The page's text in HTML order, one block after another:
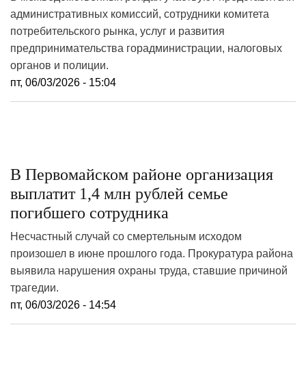
административных комиссий, сотрудники комитета
потребительского рынка, услуг и развития
предпринимательства горадминистрации, налоговых
органов и полиции.
пт, 06/03/2026 - 15:04
В Первомайском районе организация
выплатит 1,4 млн рублей семье
погибшего сотрудника
Несчастный случай со смертельным исходом
произошел в июне прошлого года. Прокуратура района
выявила нарушения охраны труда, ставшие причиной
трагедии.
пт, 06/03/2026 - 14:54